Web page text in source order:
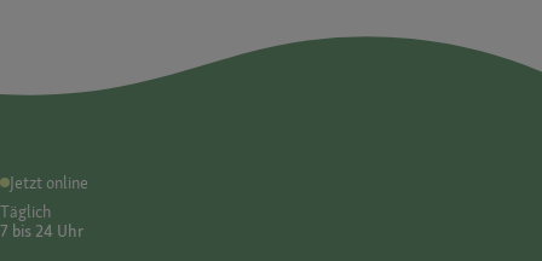
Jetzt online
Täglich
7 bis 24 Uhr